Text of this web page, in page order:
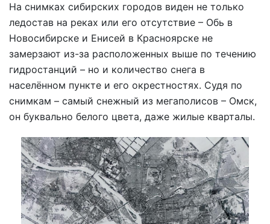
На снимках сибирских городов виден не только
ледостав на реках или его отсутствие – Обь в
Новосибирске и Енисей в Красноярске не
замерзают из-за расположенных выше по течению
гидростанций – но и количество снега в
населённом пункте и его окрестностях. Судя по
снимкам – самый снежный из мегаполисов – Омск,
он буквально белого цвета, даже жилые кварталы.